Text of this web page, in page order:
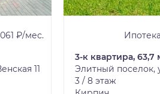
₽/мес.
11
3-к квартира, 63,7
Элитный поселок,
3 / 8 этаж